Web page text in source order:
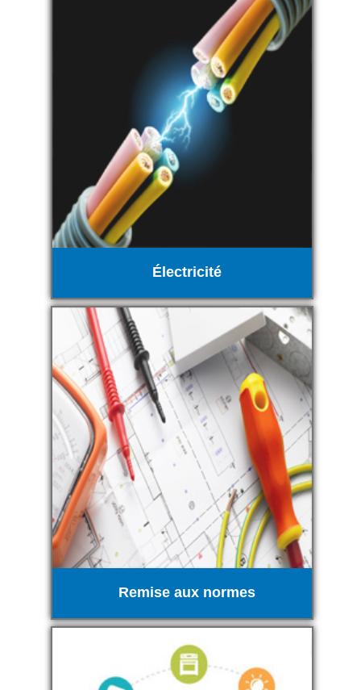
Électricité
Remise aux normes